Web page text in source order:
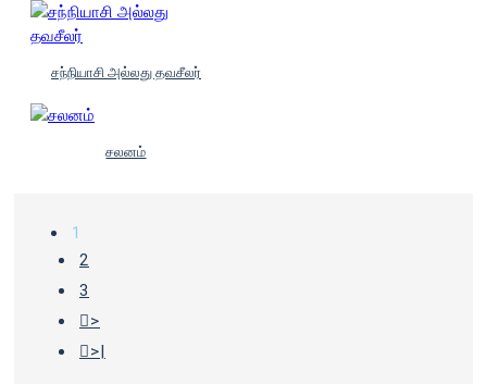
சந்நியாசி அல்லது தவசீலர்
சலனம்
1
2
3
>
>|